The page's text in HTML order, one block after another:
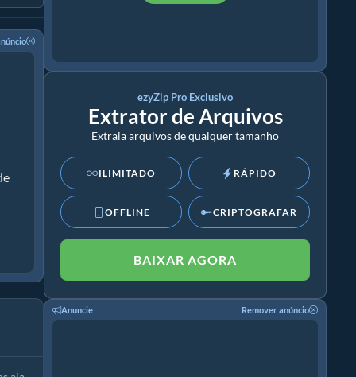
ezyZip Pro Exclusivo
Extrator de Arquivos
Extraia arquivos de qualquer tamanho
ILIMITADO RÁPIDO
OFFLINE CRIPTOGRAFAR
BAIXAR AGORA
Anuncie Remover anúncio